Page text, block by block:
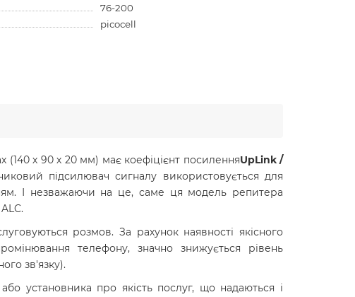
76-200
picocell
(140 х 90 х 20 мм) має коефіцієнт посиленняUpLink /
підсилювач сигналу використовується для
І незважаючи на це, саме ця модель репитера
ALC.
розмов. За рахунок наявності якісного
телефону, значно знижується рівень
зв'язку).
установника про якість послуг, що надаються і